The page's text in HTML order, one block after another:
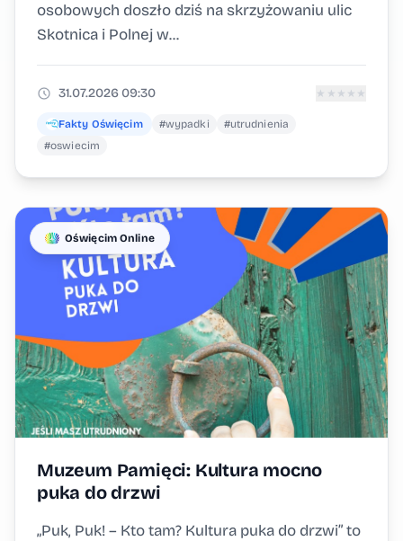
osobowych doszło dziś na skrzyżowaniu ulic
Skotnica i Polnej w...
31.07.2026 09:30 ★ ★ ★ ★ ★
Fakty Oświęcim #wypadki
#utrudnienia
#oswiecim
Oświęcim Online
Muzeum Pamięci: Kultura mocno
puka do drzwi
„Puk, Puk! – Kto tam? Kultura puka do drzwi” to